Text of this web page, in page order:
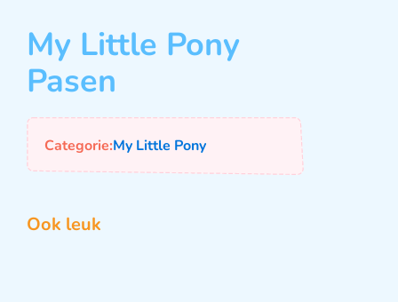
My Little Pony
Pasen
Categorie:My Little Pony
Ook leuk